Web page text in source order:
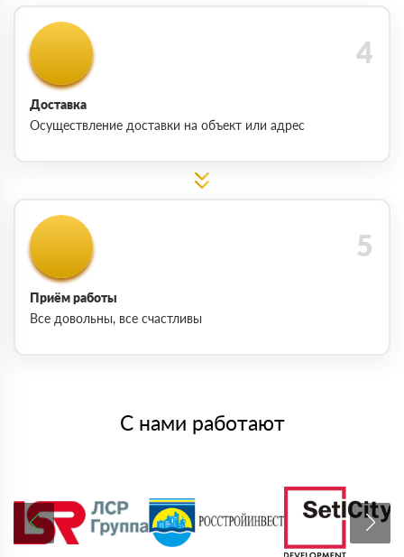
Доставка
Осуществление доставки на объект или адрес
Приём работы
Все довольны, все счастливы
С нами работают